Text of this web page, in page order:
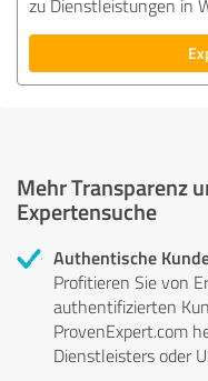
zu Dienstleistungen in
Mehr Transparenz
Expertensuche
Authentische
Profitieren Sie von
authentifizierten
ProvenExpert.com
Dienstleisters oder